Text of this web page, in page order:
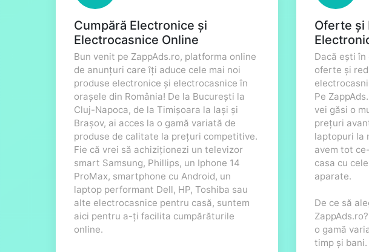
Cumpără Electronice și
Electrocasnice Online
Bun venit pe ZappAds.ro, platforma online
de anunțuri care îți aduce cele mai noi
produse electronice și electrocasnice în
orașele din România! De la București la
Cluj-Napoca, de la Timișoara la Iași și
Brașov, ai acces la o gamă variată de
produse de calitate la prețuri competitive.
Fie că vrei să achiziționezi un televizor
smart Samsung, Phillips, un Iphone 14
ProMax, smartphone cu Android, un
laptop performant Dell, HP, Toshiba sau
alte electrocasnice pentru casă, suntem
aici pentru a-ți facilita cumpărăturile
online.
Oferte și
Dacă ești
oferte și
Pe
vei găsi o
prețuri
laptopuri la
avem tot
casa cu
aparate.
De ce să
o gamă
timp și